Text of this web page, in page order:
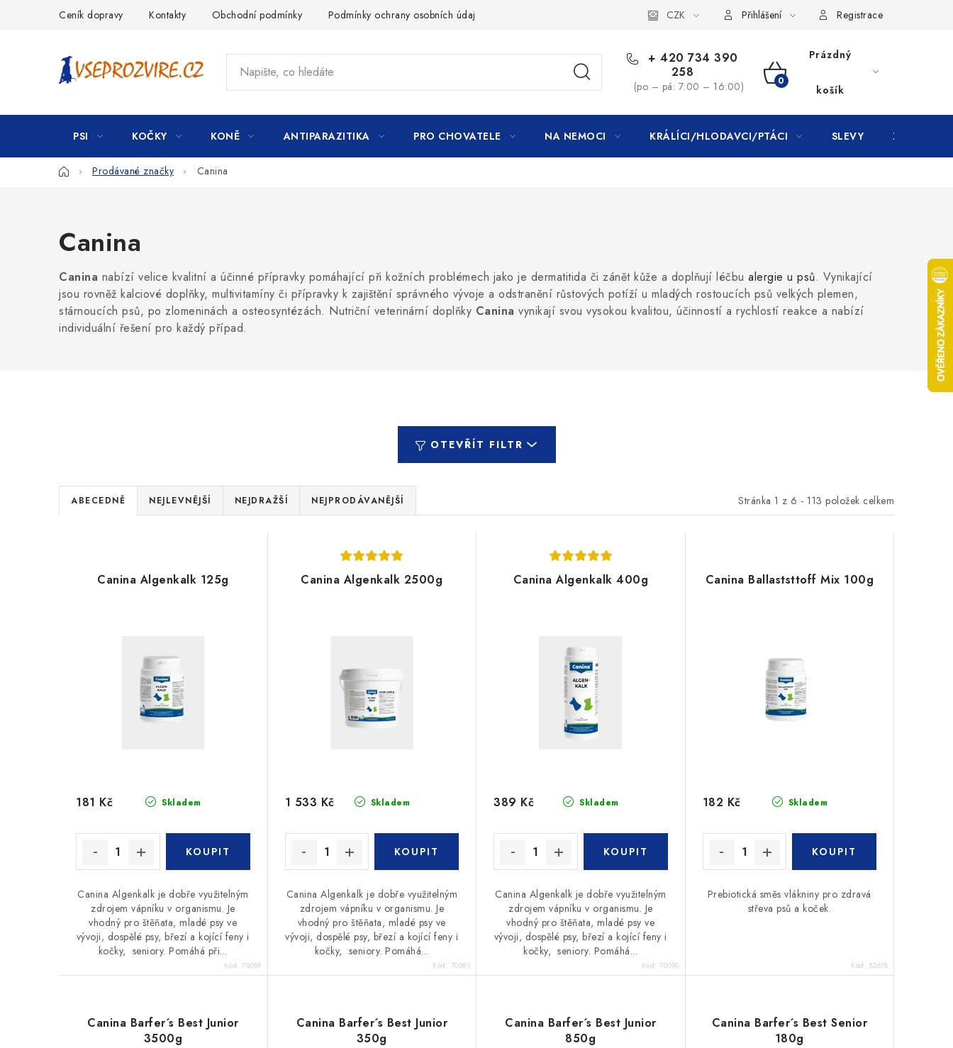
Ceník dopravy Kontakty Obchodní podmínky Podmínky ochrany osobních údajů CZK Přihlášení Registrace
+ 420 734 390
258
(po – pá: 7:00 – 16:00)
NÁKUPNÍ
KOŠÍK
Prázdný
košík
PSI KOČKY KONĚ ANTIPARAZITIKA PRO CHOVATELE NA NEMOCI KRÁLÍCI/HLODAVCI/PTÁCI SLEVY ZNAČKY
DomůProdávané značky Canina
Canina
Canina nabízí velice kvalitní a účinné přípravky pomáhající při kožních problémech jako je dermatitida či zánět kůže a doplňují léčbu alergie u psů. Vynikající
jsou rovněž kalciové doplňky, multivitamíny či přípravky k zajištění správného vývoje a odstranění růstových potíží u mladých rostoucích psů velkých plemen,
stárnoucích psů, po zlomeninách a osteosyntézách. Nutriční veterinární doplňky Canina vynikají svou vysokou kvalitou, účinností a rychlostí reakce a nabízí
individuální řešení pro každý případ.
OTEVŘÍT FILTR
Stránka 1 z 6 - 113 položek celkem
Ř
a
ABECEDNĚ NEJLEVNĚJŠÍ NEJDRAŽŠÍ NEJPRODÁVANĚJŠÍ
Canina Algenkalk 125g
Skladem
181 Kč
Canina Algenkalk je dobře využitelným
zdrojem vápníku v organismu. Je
vhodný pro štěňata, mladé psy ve
vývoji, dospělé psy, březí a kojící feny i
kočky, seniory. Pomáhá při...
Kód: 70089
Canina Algenkalk 2500g
Skladem
1 533 Kč
Canina Algenkalk je dobře využitelným
zdrojem vápníku v organismu. Je
vhodný pro štěňata, mladé psy ve
vývoji, dospělé psy, březí a kojící feny i
kočky, seniory. Pomáhá...
Kód: 70093
Canina Algenkalk 400g
Skladem
389 Kč
Canina Algenkalk je dobře využitelným
zdrojem vápníku v organismu. Je
vhodný pro štěňata, mladé psy ve
vývoji, dospělé psy, březí a kojící feny i
kočky, seniory. Pomáhá...
Kód: 70090
Canina Ballaststtoff Mix 100g
Skladem
182 Kč
Prebiotická směs vlákniny pro zdravá
střeva psů a koček.
Kód: 82618
Canina Barfer´s Best Junior
3500g
Canina Barfer´s Best Junior
350g
Canina Barfer´s Best Junior
850g
Canina Barfer´s Best Senior
180g